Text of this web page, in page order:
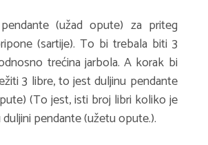
(užad opute) za priteg
(sartije). To bi trebala biti 3
trećina jarbola. A korak bi
3 libre, to jest duljinu pendante
(To jest, isti broj libri koliko je
pendante (užetu opute.).